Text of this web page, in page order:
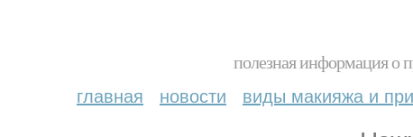
полезная информация о
главная новости виды макияжа и